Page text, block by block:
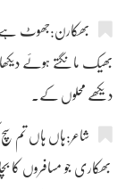
بھکارن:جھوٹ
بھیک مانگتے ہوئے
دیکھے محلوں کے۔
شاعر:ہاں ہاں تم
بھکاری جو مسافروں کا